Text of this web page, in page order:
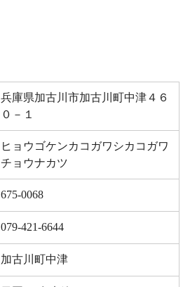
兵庫県加古川市加古川町中津４６
０－１
ヒョウゴケンカコガワシカコガワ
チョウナカツ
675-0068
079-421-6644
加古川町中津